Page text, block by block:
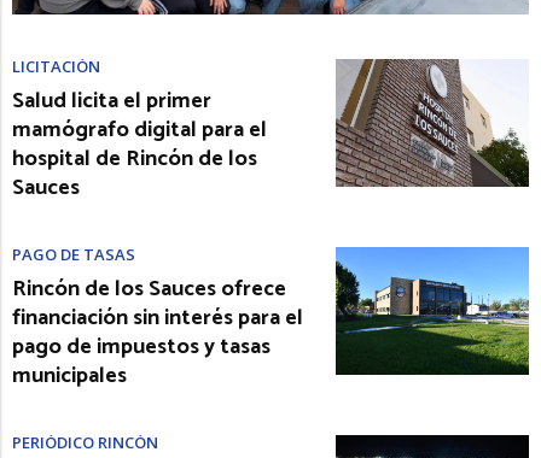
LICITACIÓN
Salud licita el primer
mamógrafo digital para el
hospital de Rincón de los
Sauces
PAGO DE TASAS
Rincón de los Sauces ofrece
financiación sin interés para el
pago de impuestos y tasas
municipales
PERIÓDICO RINCÓN